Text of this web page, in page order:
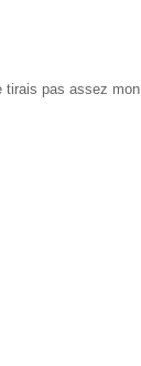
tirais pas assez mon